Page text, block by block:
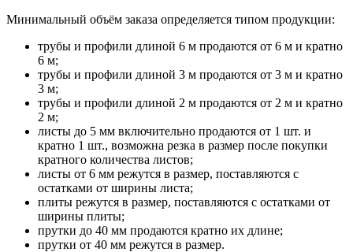
Минимальный объём заказа определяется типом продукции:
трубы и профили длиной 6 м продаются от 6 м и кратно
6 м;
трубы и профили длиной 3 м продаются от 3 м и кратно
3 м;
трубы и профили длиной 2 м продаются от 2 м и кратно
2 м;
листы до 5 мм включительно продаются от 1 шт. и
кратно 1 шт., возможна резка в размер после покупки
кратного количества листов;
листы от 6 мм режутся в размер, поставляются с
остатками от ширины листа;
плиты режутся в размер, поставляются с остатками от
ширины плиты;
прутки до 40 мм продаются кратно их длине;
прутки от 40 мм режутся в размер.